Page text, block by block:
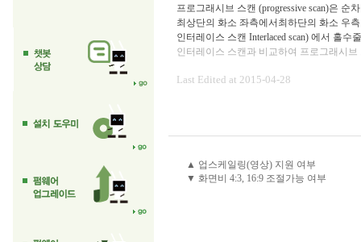
프로그래시브 스캔 (progressive scan)은 순
최상단의 화소 좌측에서최하단의 화소 우
인터레이스 스캔 Interlaced scan) 에서 홀
인터레이스 스캔과 비교하여 프로그래시
Last Edited at 2015-04-28
▲ 업스케일링(영상) 지원 여부
▼ 화면비 4:3, 16:9 조절가능 여부